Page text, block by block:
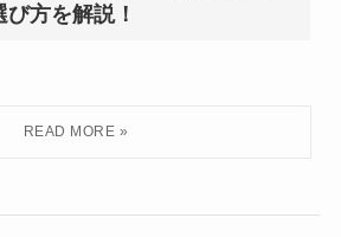
方を解説！